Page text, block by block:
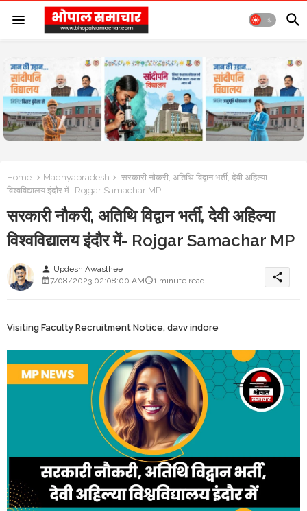
Home Madhyapradesh
सरकारी नौकरी, अतिथि विद्वान भर्ती, देवी अहिल्या
विश्वविद्यालय इंदौर में- Rojgar Samachar MP
सरकारी नौकरी, अतिथि विद्वान भर्ती, देवी अहिल्या
विश्वविद्यालय इंदौर में- Rojgar Samachar MP
person Updesh Awasthee
7/08/2023 02:08:00 AM
1 minute read share
Visiting Faculty Recruitment Notice, davv indore